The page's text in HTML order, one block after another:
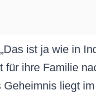
ist ja wie in
ihre Familie
Geheimnis liegt